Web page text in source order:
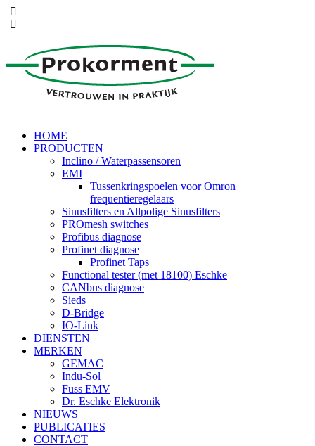
HOME
PRODUCTEN
Inclino / Waterpassensoren
EMI
Tussenkringspoelen voor Omron
frequentieregelaars
Sinusfilters en Allpolige Sinusfilters
PROmesh switches
Profibus diagnose
Profinet diagnose
Profinet Taps
Functional tester (met 18100) Eschke
CANbus diagnose
Sieds
D-Bridge
IO-Link
DIENSTEN
MERKEN
GEMAC
Indu-Sol
Fuss EMV
Dr. Eschke Elektronik
NIEUWS
PUBLICATIES
CONTACT